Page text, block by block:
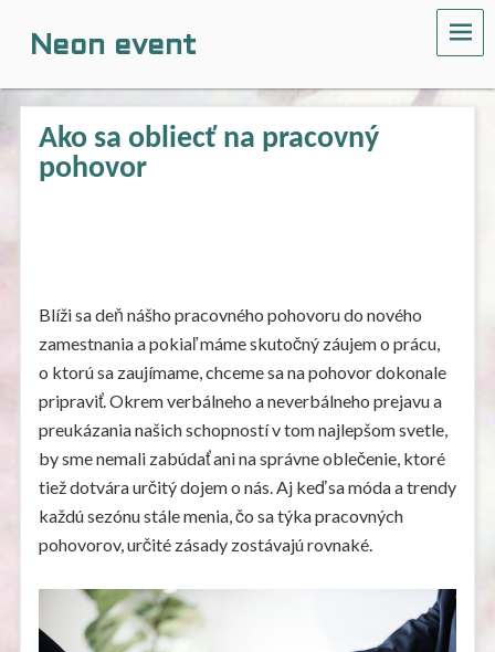
Neon event
Ako sa obliecť na pracovný
pohovor
Blíži sa deň nášho pracovného pohovoru do nového
zamestnania a pokiaľ máme skutočný záujem o prácu,
o ktorú sa zaujímame, chceme sa na pohovor dokonale
pripraviť. Okrem verbálneho a neverbálneho prejavu a
preukázania našich schopností v tom najlepšom svetle,
by sme nemali zabúdať ani na správne oblečenie, ktoré
tiež dotvára určitý dojem o nás. Aj keď sa móda a trendy
každú sezónu stále menia, čo sa týka pracovných
pohovorov, určité zásady zostávajú rovnaké.